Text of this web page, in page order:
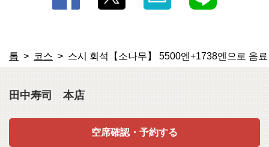
톱 코스 스시 회석【소나무】 5500엔+1738엔으로 음
田中寿司 本店
空席確認・予約する